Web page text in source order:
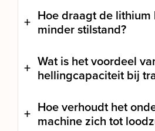
Hoe draagt de
minder stilstand?
Wat is het voordeel
hellingcapaciteit bij
Hoe verhoudt het
machine zich tot